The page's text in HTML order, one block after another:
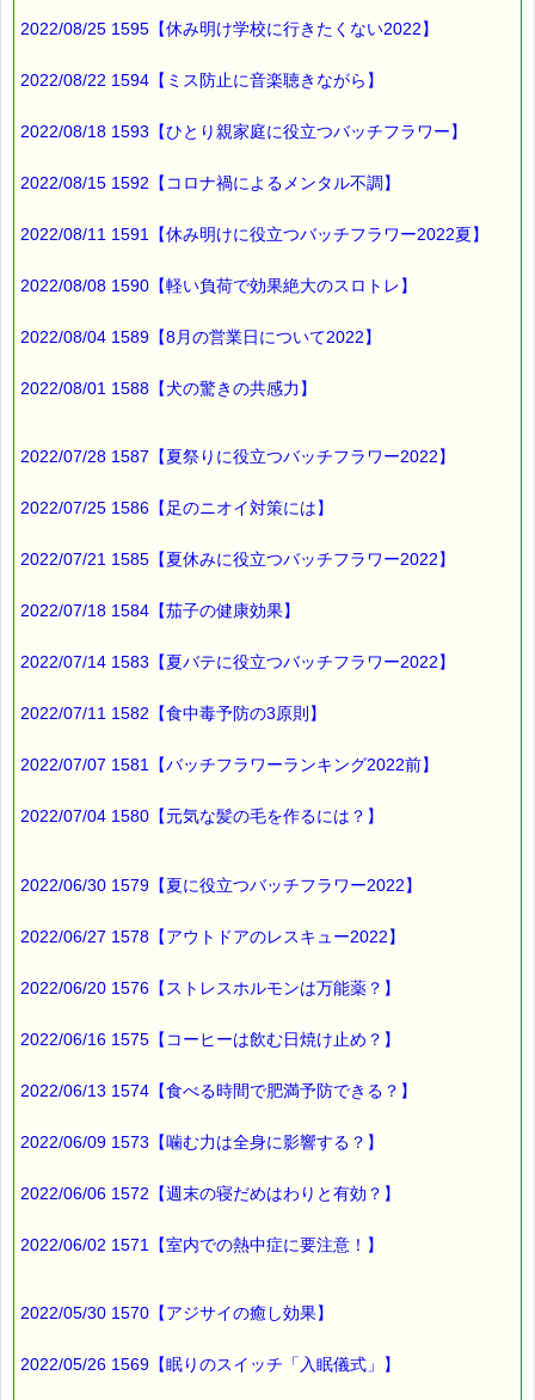
2022/08/25 1595【休み明け学校に行きたくない2022】
2022/08/22 1594【ミス防止に音楽聴きながら】
2022/08/18 1593【ひとり親家庭に役立つバッチフラワー】
2022/08/15 1592【コロナ禍によるメンタル不調】
2022/08/11 1591【休み明けに役立つバッチフラワー2022夏】
2022/08/08 1590【軽い負荷で効果絶大のスロトレ】
2022/08/04 1589【8月の営業日について2022】
2022/08/01 1588【犬の驚きの共感力】
2022/07/28 1587【夏祭りに役立つバッチフラワー2022】
2022/07/25 1586【足のニオイ対策には】
2022/07/21 1585【夏休みに役立つバッチフラワー2022】
2022/07/18 1584【茄子の健康効果】
2022/07/14 1583【夏バテに役立つバッチフラワー2022】
2022/07/11 1582【食中毒予防の3原則】
2022/07/07 1581【バッチフラワーランキング2022前】
2022/07/04 1580【元気な髪の毛を作るには？】
2022/06/30 1579【夏に役立つバッチフラワー2022】
2022/06/27 1578【アウトドアのレスキュー2022】
2022/06/20 1576【ストレスホルモンは万能薬？】
2022/06/16 1575【コーヒーは飲む日焼け止め？】
2022/06/13 1574【食べる時間で肥満予防できる？】
2022/06/09 1573【噛む力は全身に影響する？】
2022/06/06 1572【週末の寝だめはわりと有効？】
2022/06/02 1571【室内での熱中症に要注意！】
2022/05/30 1570【アジサイの癒し効果】
2022/05/26 1569【眠りのスイッチ「入眠儀式」】